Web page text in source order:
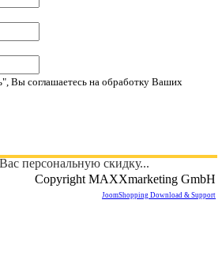
Вы соглашаетесь на обработку Ваших
персональную скидку...
Copyright MAXXmarketing GmbH
JoomShopping Download & Support